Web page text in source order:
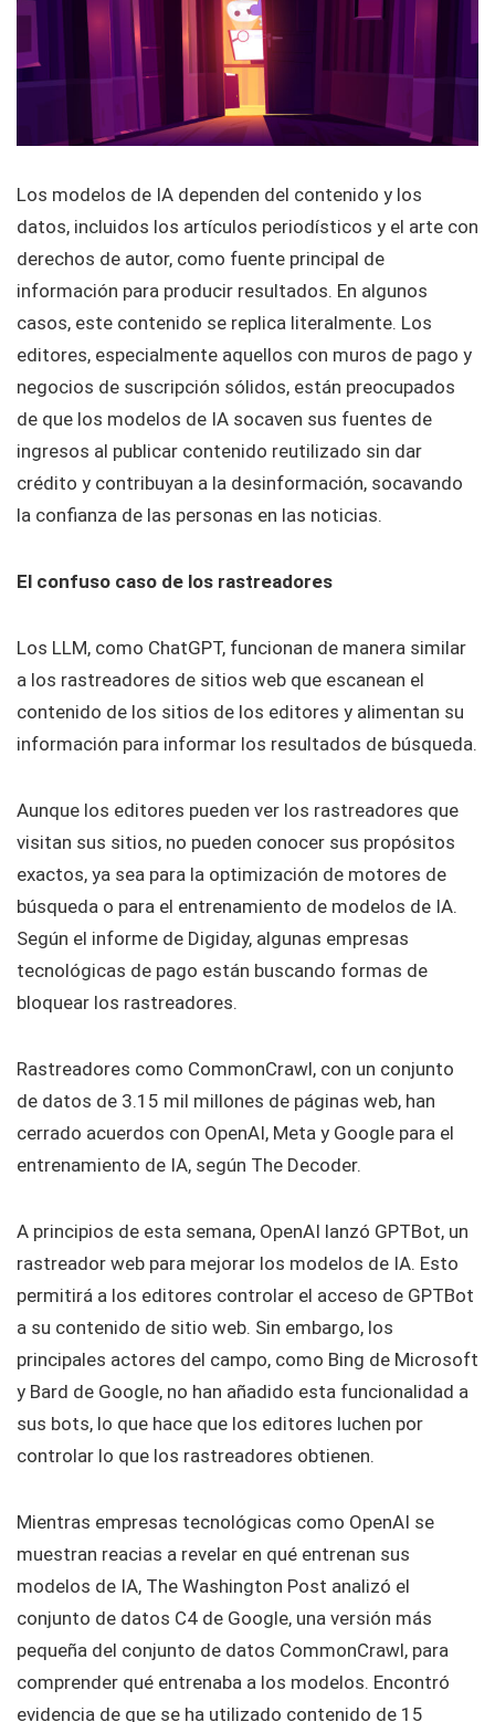
Los modelos de IA dependen del contenido y los
datos, incluidos los artículos periodísticos y el arte con
derechos de autor, como fuente principal de
información para producir resultados. En algunos
casos, este contenido se replica literalmente. Los
editores, especialmente aquellos con muros de pago y
negocios de suscripción sólidos, están preocupados
de que los modelos de IA socaven sus fuentes de
ingresos al publicar contenido reutilizado sin dar
crédito y contribuyan a la desinformación, socavando
la confianza de las personas en las noticias.
El confuso caso de los rastreadores
Los LLM, como ChatGPT, funcionan de manera similar
a los rastreadores de sitios web que escanean el
contenido de los sitios de los editores y alimentan su
información para informar los resultados de búsqueda.
Aunque los editores pueden ver los rastreadores que
visitan sus sitios, no pueden conocer sus propósitos
exactos, ya sea para la optimización de motores de
búsqueda o para el entrenamiento de modelos de IA.
Según el informe de Digiday, algunas empresas
tecnológicas de pago están buscando formas de
bloquear los rastreadores.
Rastreadores como CommonCrawl, con un conjunto
de datos de 3.15 mil millones de páginas web, han
cerrado acuerdos con OpenAI, Meta y Google para el
entrenamiento de IA, según The Decoder.
A principios de esta semana, OpenAI lanzó GPTBot, un
rastreador web para mejorar los modelos de IA. Esto
permitirá a los editores controlar el acceso de GPTBot
a su contenido de sitio web. Sin embargo, los
principales actores del campo, como Bing de Microsoft
y Bard de Google, no han añadido esta funcionalidad a
sus bots, lo que hace que los editores luchen por
controlar lo que los rastreadores obtienen.
Mientras empresas tecnológicas como OpenAI se
muestran reacias a revelar en qué entrenan sus
modelos de IA, The Washington Post analizó el
conjunto de datos C4 de Google, una versión más
pequeña del conjunto de datos CommonCrawl, para
comprender qué entrenaba a los modelos. Encontró
evidencia de que se ha utilizado contenido de 15